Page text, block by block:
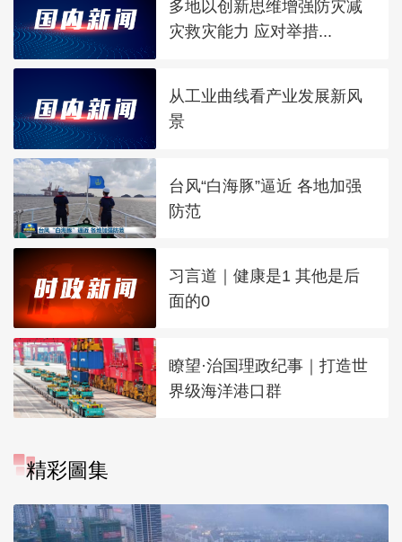
多地以创新思维增强防灾减
灾救灾能力 应对举措...
从工业曲线看产业发展新风
景
台风“白海豚”逼近 各地加强
防范
习言道｜健康是1 其他是后
面的0
瞭望·治国理政纪事｜打造世
界级海洋港口群
精彩圖集